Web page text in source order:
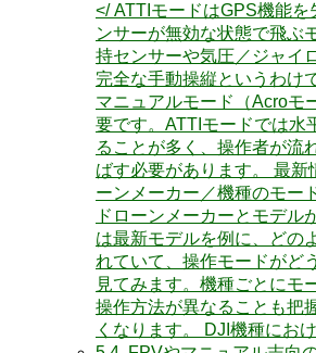
</ ATTIモードはGPS機能
ンサーが無効な状態で飛ぶ
持センサーや気圧／ジャイ
完全な手動操縦というわけ
マニュアルモード（Acroモ
要です。ATTIモードでは水
ることが多く、操作者が流
ばす必要があります。 最新
ーンメーカー／機種のモー
ドローンメーカーとモデル
は最新モデルを例に、どの
れていて、操作モードがど
見てみます。機種ごとにモ
操作方法が異なることも把
くなります。 DJI機種にお